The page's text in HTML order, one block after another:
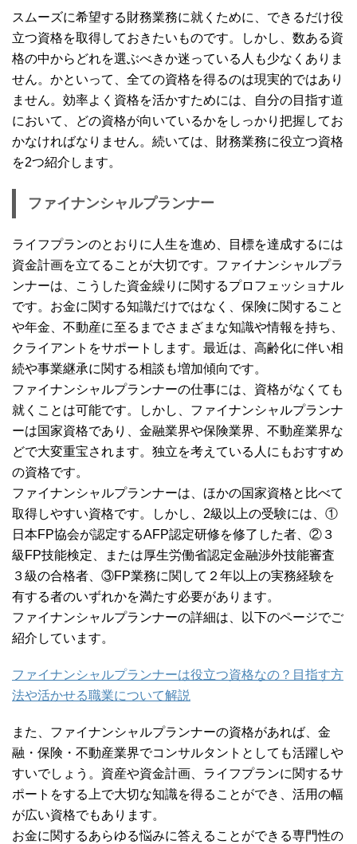
スムーズに希望する財務業務に就くために、できるだけ役
立つ資格を取得しておきたいものです。しかし、数ある資
格の中からどれを選ぶべきか迷っている人も少なくありま
せん。かといって、全ての資格を得るのは現実的ではあり
ません。効率よく資格を活かすためには、自分の目指す道
において、どの資格が向いているかをしっかり把握してお
かなければなりません。続いては、財務業務に役立つ資格
を2つ紹介します。
ファイナンシャルプランナー
ライフプランのとおりに人生を進め、目標を達成するには
資金計画を立てることが大切です。ファイナンシャルプラ
ンナーは、こうした資金繰りに関するプロフェッショナル
です。お金に関する知識だけではなく、保険に関すること
や年金、不動産に至るまでさまざまな知識や情報を持ち、
クライアントをサポートします。最近は、高齢化に伴い相
続や事業継承に関する相談も増加傾向です。
ファイナンシャルプランナーの仕事には、資格がなくても
就くことは可能です。しかし、ファイナンシャルプランナ
ーは国家資格であり、金融業界や保険業界、不動産業界な
どで大変重宝されます。独立を考えている人にもおすすめ
の資格です。
ファイナンシャルプランナーは、ほかの国家資格と比べて
取得しやすい資格です。しかし、2級以上の受験には、①
日本FP協会が認定するAFP認定研修を修了した者、②３
級FP技能検定、または厚生労働省認定金融渉外技能審査
３級の合格者、③FP業務に関して２年以上の実務経験を
有する者のいずれかを満たす必要があります。
ファイナンシャルプランナーの詳細は、以下のページでご
紹介しています。
ファイナンシャルプランナーは役立つ資格なの？目指す方
法や活かせる職業について解説
また、ファイナンシャルプランナーの資格があれば、金
融・保険・不動産業界でコンサルタントとしても活躍しや
すいでしょう。資産や資金計画、ライフプランに関するサ
ポートをする上で大切な知識を得ることができ、活用の幅
が広い資格でもあります。
お金に関するあらゆる悩みに答えることができる専門性の